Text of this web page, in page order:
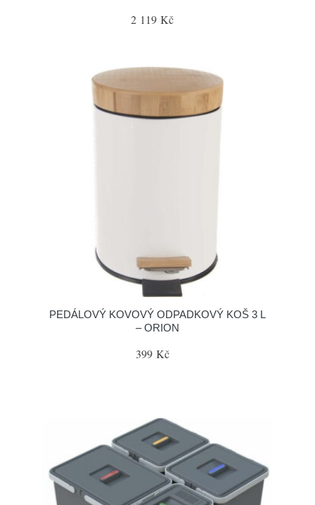
2 119 Kč
PEDÁLOVÝ KOVOVÝ ODPADKOVÝ KOŠ 3 L
– ORION
399 Kč